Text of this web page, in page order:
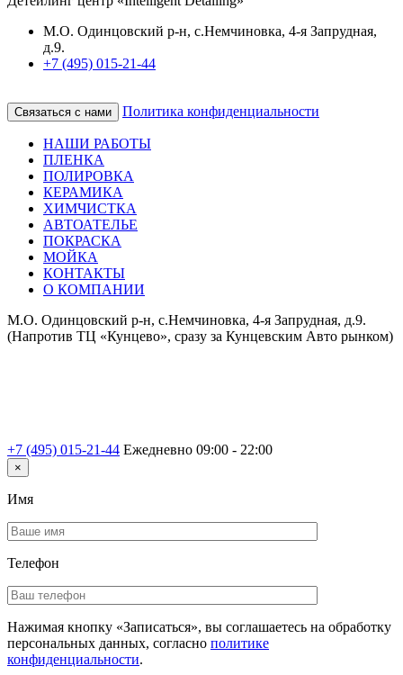
М.О. Одинцовский р-н, с.Немчиновка, 4-я Запрудная,
д.9.
+7 (495) 015-21-44
Связаться с нами Политика конфиденциальности
НАШИ РАБОТЫ
ПЛЕНКА
ПОЛИРОВКА
КЕРАМИКА
ХИМЧИСТКА
АВТОАТЕЛЬЕ
ПОКРАСКА
МОЙКА
КОНТАКТЫ
О КОМПАНИИ
М.О. Одинцовский р-н, с.Немчиновка, 4-я Запрудная, д.9.
(Напротив ТЦ «Кунцево», сразу за Кунцевским Авто рынком)
+7 (495) 015-21-44 Ежедневно 09:00 - 22:00
×
Имя
Телефон
Нажимая кнопку «Записаться», вы соглашаетесь на обработку
персональных данных, согласно политике
конфиденциальности.